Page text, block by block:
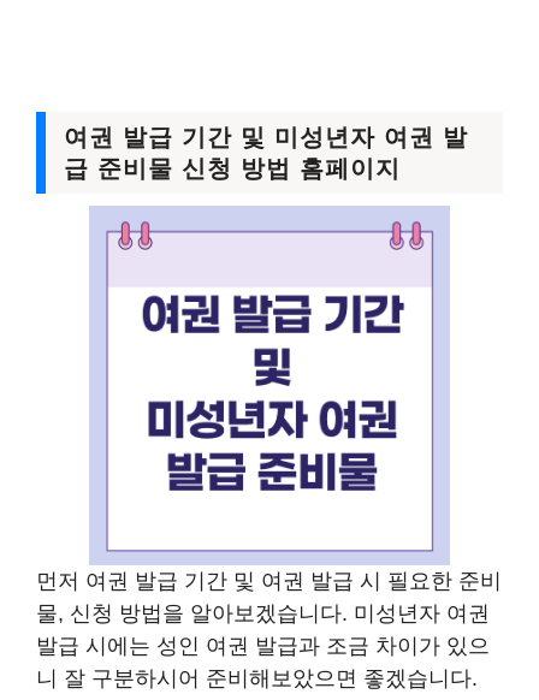
여권 발급 기간 및 미성년자 여권 발
급 준비물 신청 방법 홈페이지
먼저 여권 발급 기간 및 여권 발급 시 필요한 준비
물, 신청 방법을 알아보겠습니다. 미성년자 여권
발급 시에는 성인 여권 발급과 조금 차이가 있으
니 잘 구분하시어 준비해보았으면 좋겠습니다.